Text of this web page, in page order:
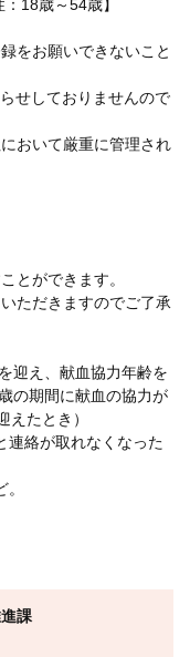
18歳～54歳】
をお願いできないこと
せしておりませんので
おいて厳重に管理され
とができます。
ただきますのでご了承
迎え、献血協力年齢を
の期間に献血の協力が
たとき）
連絡が取れなくなった
課